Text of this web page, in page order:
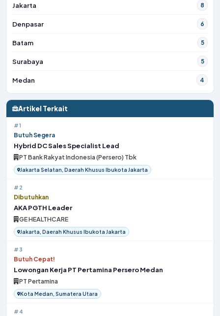
Jakarta 8
Denpasar 6
Batam 5
Surabaya 5
Medan 4
Artikel Terkait
#1
Butuh Segera
Hybrid DC Sales Specialist Lead
PT Bank Rakyat Indonesia (Persero) Tbk
Jakarta Selatan, Daerah Khusus Ibukota Jakarta
#2
Dibutuhkan
AKA PGTH Leader
GE HEALTHCARE
Jakarta, Daerah Khusus Ibukota Jakarta
#3
Butuh Cepat!
Lowongan Kerja PT Pertamina Persero Medan
PT Pertamina
Kota Medan, Sumatera Utara
#4